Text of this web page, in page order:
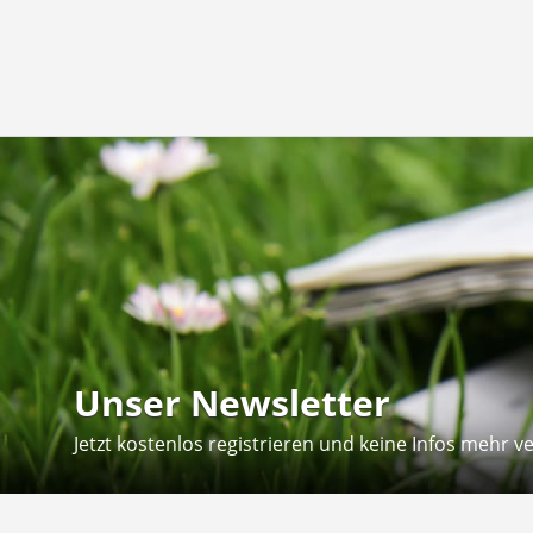
Unser Newsletter
Jetzt kostenlos registrieren und keine Infos mehr